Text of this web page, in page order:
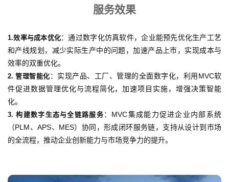
服务效果
1.效率与成本优化：通过数字化仿真软件，企业能预先优化生产工艺
和产线规划，减少实际生产中的问题，加速产品上市，实现成本与
效率的双重优化。
2. 管理智能化 ：实现产品、工厂、管理的全面数字化，利用MVC软
件促进数据管理优化与流程简化，加速项目实施，增强决策智能
化。
3. 构建数字生态与全链路服务 ：MVC集成能力促进企业内部系统
（PLM、APS、MES）协同，形成闭环服务链，支持从设计到市场
的全流程，推动企业创新能力与市场竞争力的提升。